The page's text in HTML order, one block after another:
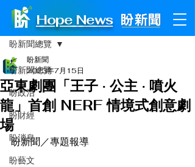
Hope News
文章
盼新聞總覽
盼政治
盼財經
盼消息
盼藝文
盼新聞總覽
亞東劇團「王子 · 公主 · 噴火
龍」首創 NERF 情境式創意劇
場
盼新聞
2023年7月15日
盼新聞／專題報導